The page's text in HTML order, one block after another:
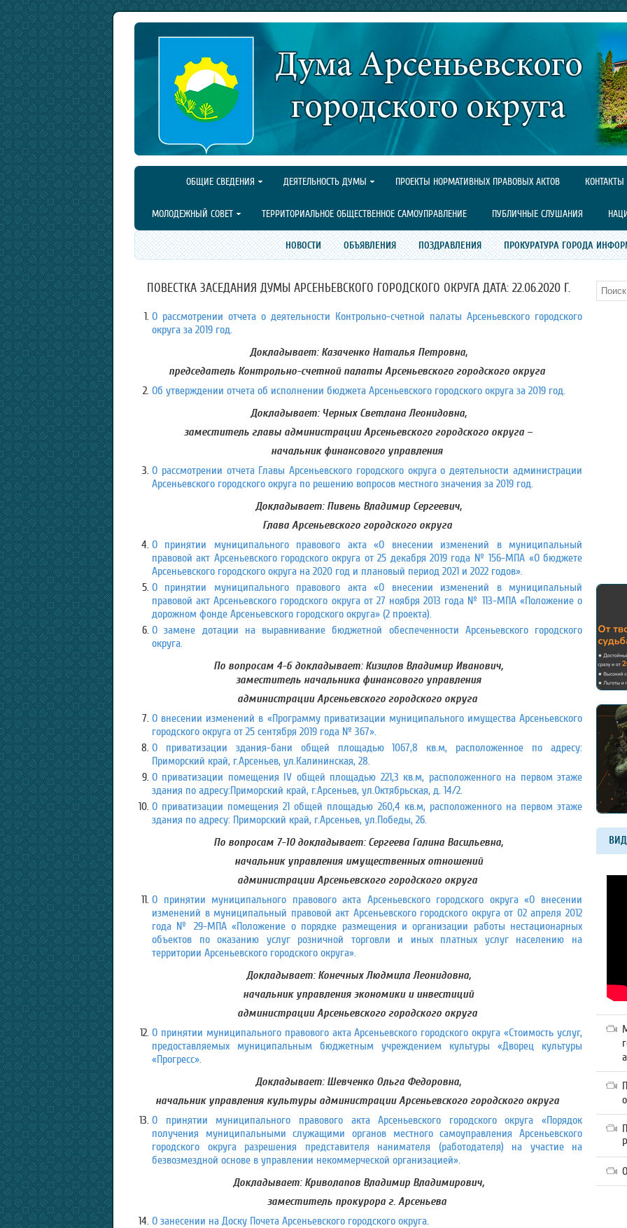
ОБЩИЕ СВЕДЕНИЯ ДЕЯТЕЛЬНОСТЬ ДУМЫ ПРОЕКТЫ НОРМАТИВНЫХ ПРАВОВЫХ АКТОВ КОНТАКТЫ
МОЛОДЕЖНЫЙ СОВЕТ ТЕРРИТОРИАЛЬНОЕ ОБЩЕСТВЕННОЕ САМОУПРАВЛЕНИЕ ПУБЛИЧНЫЕ СЛУШАНИЯ
НОВОСТИ ОБЪЯВЛЕНИЯ ПОЗДРАВЛЕНИЯ ПРОКУРАТУРА ГОРОДА
ПОВЕСТКА ЗАСЕДАНИЯ ДУМЫ АРСЕНЬЕВСКОГО ГОРОДСКОГО ОКРУГА ДАТА: 22.06.2020 Г.
О рассмотрении отчета о деятельности Контрольно-счетной палаты Арсеньевского городского
округа за 2019 год.
Докладывает: Казаченко Наталья Петровна,
председатель Контрольно-счетной палаты Арсеньевского городского округа
Об утверждении отчета об исполнении бюджета Арсеньевского городского округа за 2019 год.
Докладывает: Черных Светлана Леонидовна,
заместитель главы администрации Арсеньевского городского округа –
начальник финансового управления
О рассмотрении отчета Главы Арсеньевского городского округа о деятельности администрации
Арсеньевского городского округа по решению вопросов местного значения за 2019 год.
Докладывает: Пивень Владимир Сергеевич,
Глава Арсеньевского городского округа
О принятии муниципального правового акта «О внесении изменений в муниципальный
правовой акт Арсеньевского городского округа от 25 декабря 2019 года № 156-МПА «О бюджете
Арсеньевского городского округа на 2020 год и плановый период 2021 и 2022 годов».
О принятии муниципального правового акта «О внесении изменений в муниципальный
правовой акт Арсеньевского городского округа от 27 ноября 2013 года № 113-МПА «Положение о
дорожном фонде Арсеньевского городского округа» (2 проекта).
О замене дотации на выравнивание бюджетной обеспеченности Арсеньевского городского
округа.
По вопросам 4-6 докладывает: Кизилов Владимир Иванович,
заместитель начальника финансового управления
администрации Арсеньевского городского округа
О внесении изменений в «Программу приватизации муниципального имущества Арсеньевского
городского округа от 25 сентября 2019 года № 367».
О приватизации здания-бани общей площадью 1067,8 кв.м, расположенное по адресу:
Приморский край, г.Арсеньев, ул.Калининская, 28.
О приватизации помещения IV общей площадью 221,3 кв.м, расположенного на первом этаже
здания по адресу:Приморский край, г.Арсеньев, ул.Октябрьская, д. 14/2.
О приватизации помещения 21 общей площадью 260,4 кв.м, расположенного на первом этаже
здания по адресу: Приморский край, г.Арсеньев, ул.Победы, 26.
По вопросам 7-10 докладывает: Сергеева Галина Васильевна,
начальник управления имущественных отношений
администрации Арсеньевского городского округа
О принятии муниципального правового акта Арсеньевского городского округа «О внесении
изменений в муниципальный правовой акт Арсеньевского городского округа от 02 апреля 2012
года № 29-МПА «Положение о порядке размещения и организации работы нестационарных
объектов по оказанию услуг розничной торговли и иных платных услуг населению на
территории Арсеньевского городского округа».
Докладывает: Конечных Людмила Леонидовна,
начальник управления экономики и инвестиций
администрации Арсеньевского городского округа
О принятии муниципального правового акта Арсеньевского городского округа «Стоимость услуг,
предоставляемых муниципальным бюджетным учреждением культуры «Дворец культуры
«Прогресс».
Докладывает: Шевченко Ольга Федоровна,
начальник управления культуры администрации Арсеньевского городского округа
О принятии муниципального правового акта Арсеньевского городского округа «Порядок
получения муниципальными служащими органов местного самоуправления Арсеньевского
городского округа разрешения представителя нанимателя (работодателя) на участие на
безвозмездной основе в управлении некоммерческой организацией».
Докладывает: Криволапов Владимир Владимирович,
заместитель прокурора г. Арсеньева
О занесении на Доску Почета Арсеньевского городского округа.
Поиск